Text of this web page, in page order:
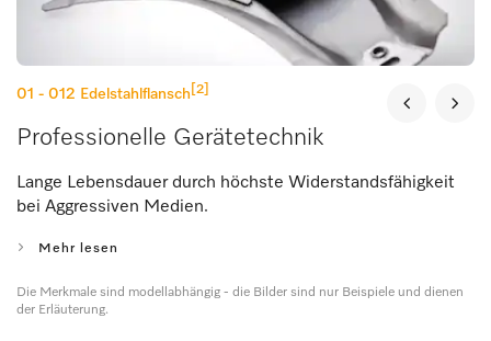
01 - 012 Edelstahlflansch [2]
Professionelle Gerätetechnik
Lange Lebensdauer durch höchste Widerstandsfähigkeit
bei Aggressiven Medien.
Mehr lesen
Die Merkmale sind modellabhängig - die Bilder sind nur Beispiele und dienen
der Erläuterung.